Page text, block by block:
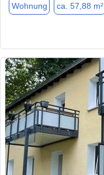
Wohnung ca. 57,88 m²